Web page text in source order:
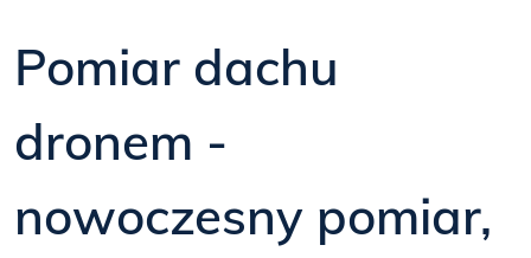
Pomiar dachu
dronem -
nowoczesny pomiar,